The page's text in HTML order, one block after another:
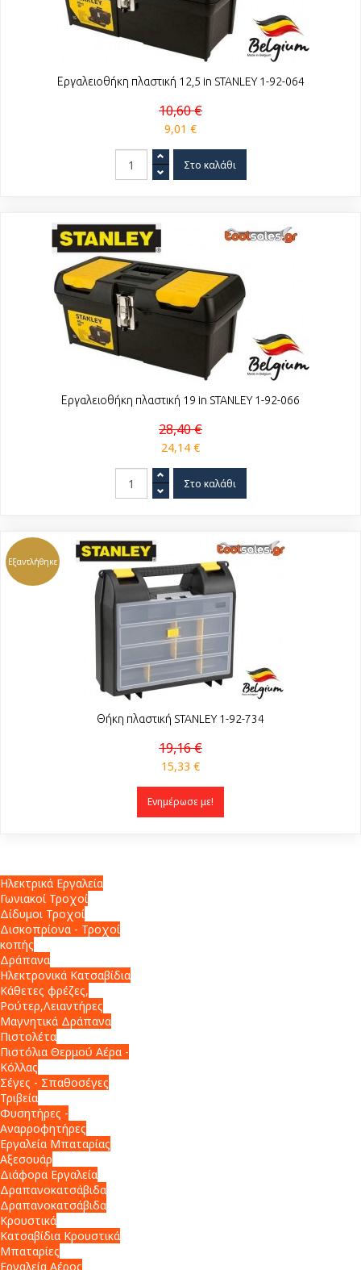
Εργαλειοθήκη πλαστική 12,5 in STANLEY 1-92-064
10,60 €
9,01 €
Εργαλειοθήκη πλαστική 19 in STANLEY 1-92-066
28,40 €
24,14 €
Εξαντλήθηκε
Θήκη πλαστική STANLEY 1-92-734
19,16 €
15,33 €
Ενημέρωσε με!
Ηλεκτρικά Εργαλεία
Γωνιακοί Τροχοί
Δίδυμοι Τροχοί
Δισκοπρίονα - Τροχοί
κοπής
Δράπανα
Ηλεκτρονικά Κατσαβίδια
Κάθετες φρέζες,
Ρούτερ,Λειαντήρες
Μαγνητικά Δράπανα
Πιστολέτα
Πιστόλια Θερμού Αέρα -
Κόλλας
Σέγες - Σπαθοσέγες
Τριβεία
Φυσητήρες -
Αναρροφητήρες
Εργαλεία Μπαταρίας
Αξεσουάρ
Διάφορα Εργαλεία
Δραπανοκατσάβιδα
Δραπανοκατσάβιδα
Κρουστικά
Κατσαβίδια Κρουστικά
Μπαταρίες
Εργαλεία Αέρος